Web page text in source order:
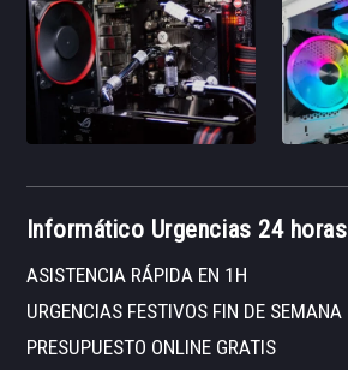
Informático Urgencias 24 horas
ASISTENCIA RÁPIDA EN 1H
URGENCIAS FESTIVOS FIN DE SEMANA
PRESUPUESTO ONLINE GRATIS